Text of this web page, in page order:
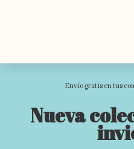
Envio gratis en tus
Nueva